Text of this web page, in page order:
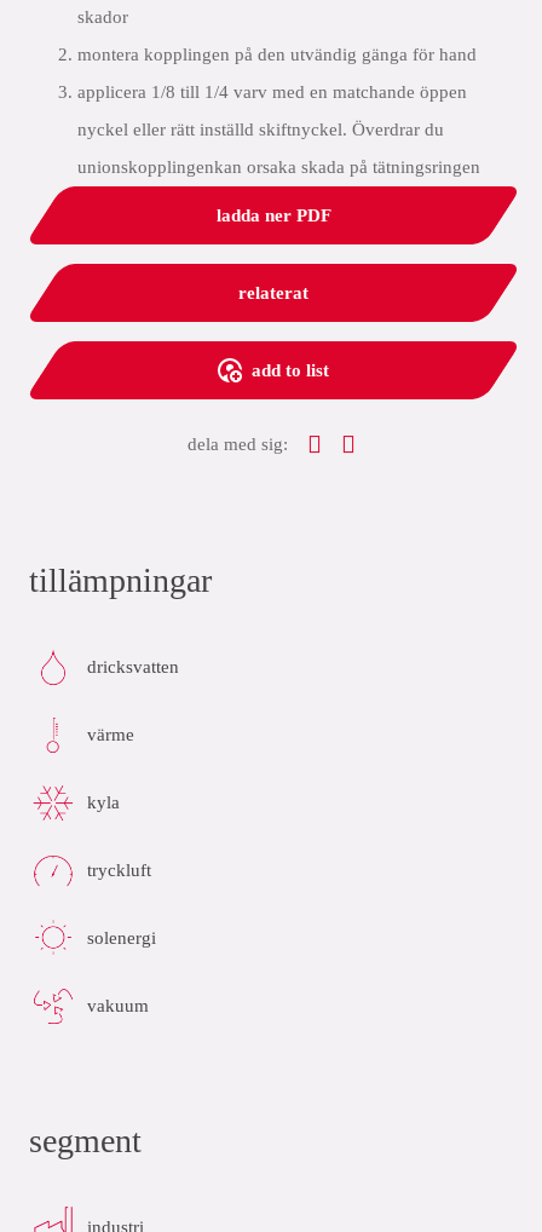
skador
montera kopplingen på den utvändig gänga för hand
applicera 1/8 till 1/4 varv med en matchande öppen
nyckel eller rätt inställd skiftnyckel. Överdrar du
unionskopplingenkan orsaka skada på tätningsringen
ladda ner PDF
relaterat
add to list
dela med sig:
tillämpningar
dricksvatten
värme
kyla
tryckluft
solenergi
vakuum
segment
industri